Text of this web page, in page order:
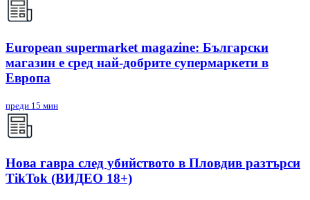
European supermarket magazine: Български
магазин е сред най-добрите супермаркети в
Европа
преди 15 мин
Нова гавра след убийството в Пловдив разтърси
TikTok (ВИДЕО 18+)